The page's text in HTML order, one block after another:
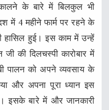
के बारे में बिलकुल भी
में 4 महीने फार्म पर रहने के
हासिल हुई। इस काम में उन्हें
की दिलचस्पी कारोबार में
पालन को अपने व्यवसाय के
और अपना पूरा ध्यान इस
इसके बारे में और जानकारी